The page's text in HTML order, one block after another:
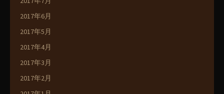
2017年6月
2017年5月
2017年4月
2017年3月
2017年2月